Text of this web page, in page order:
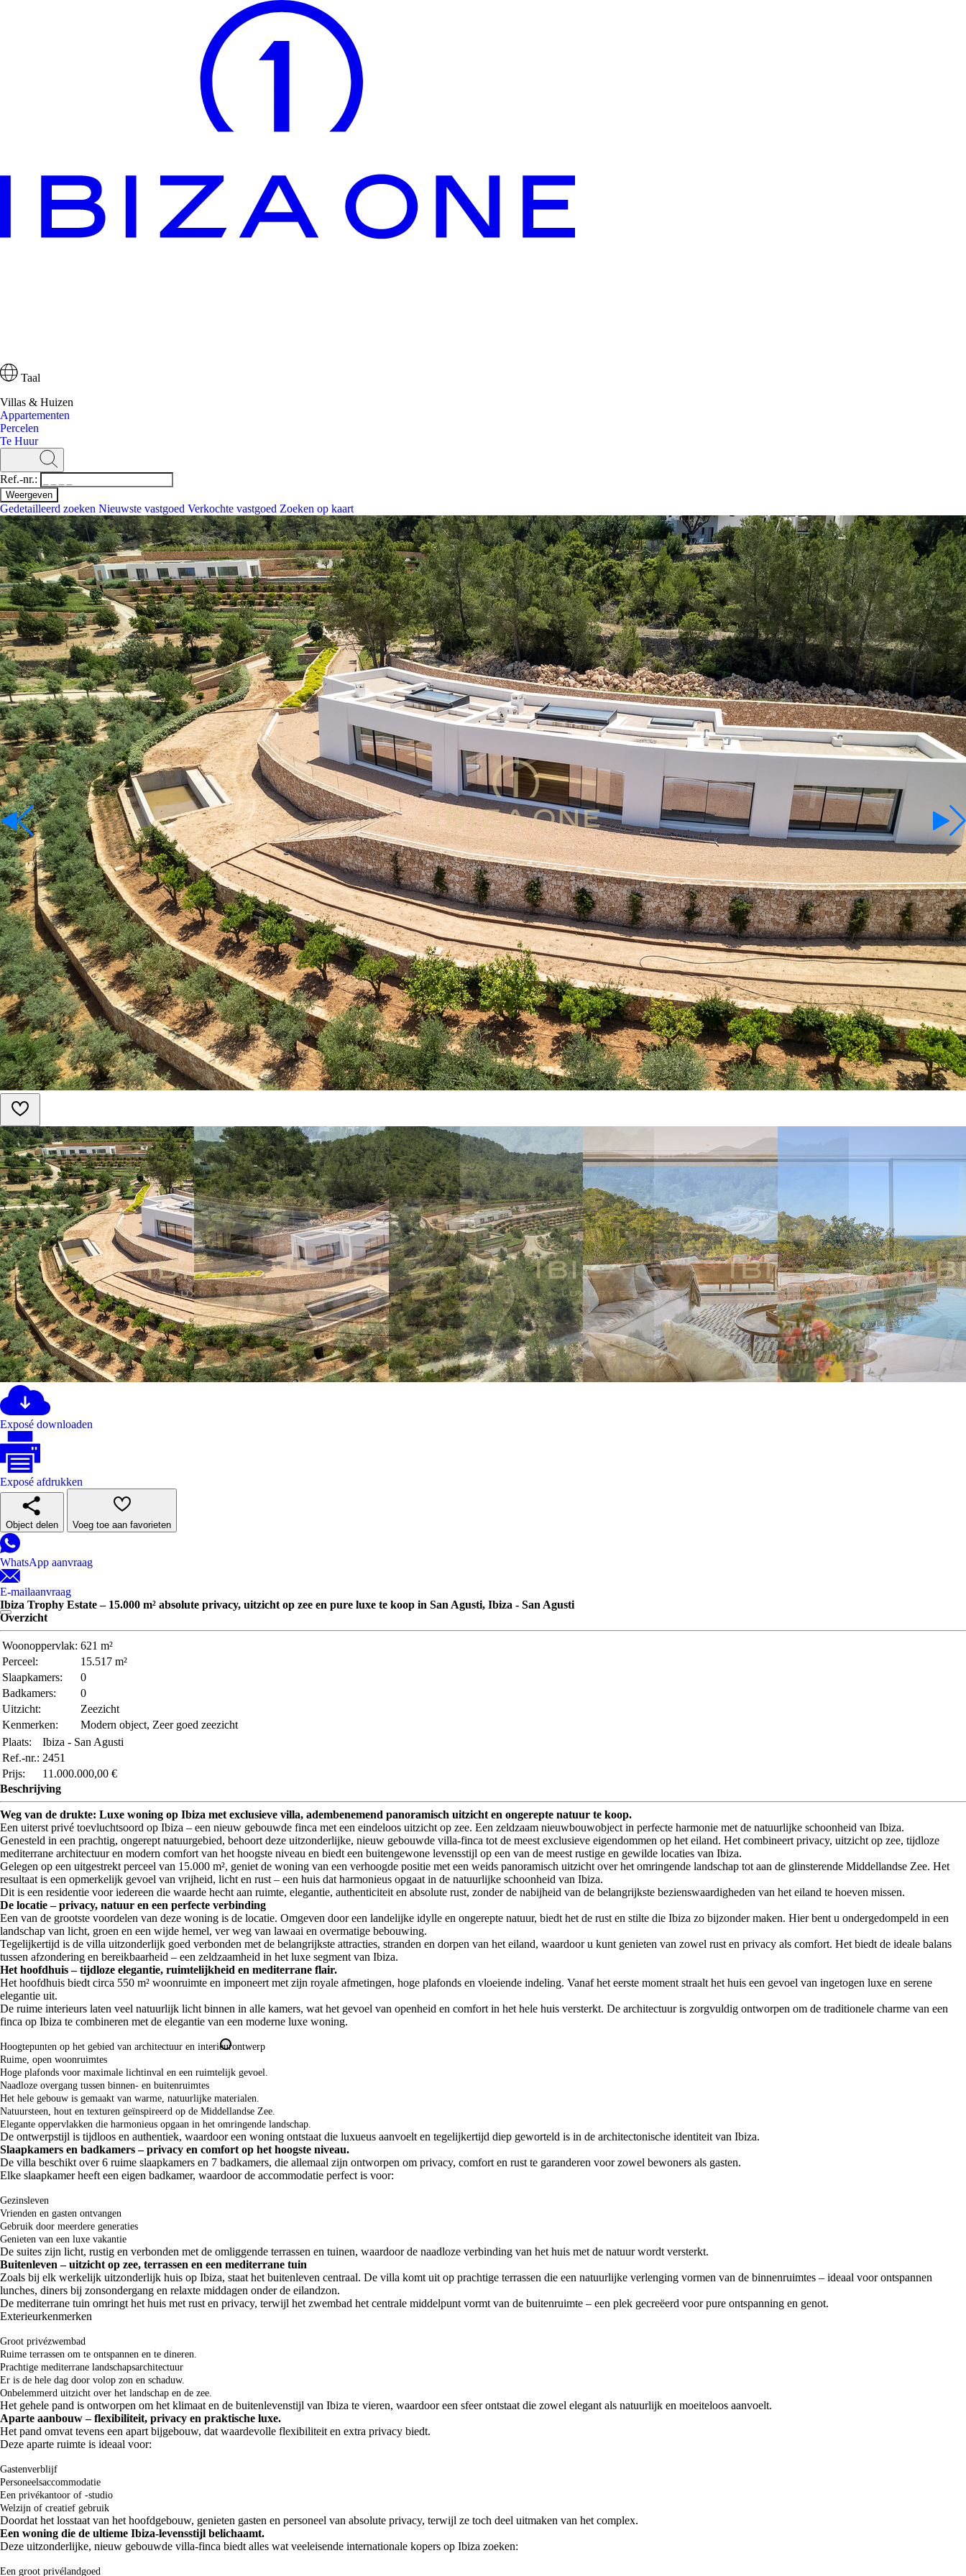
Taal
Villas & Huizen
Appartementen
Percelen
Te Huur
Ref.-nr.:
Gedetailleerd zoeken Nieuwste vastgoed Verkochte vastgoed Zoeken op kaart
Zoeken
Ref.-nr.:
Gedetailleerd zoekenNieuwste vastgoedZoeken op kaart
Villas & Huizen
Appartementen
Percelen
Te Huur
Taal
Exposé downloaden
Exposé afdrukken
Object delen Voeg toe aan favorieten
WhatsApp aanvraag
E-mailaanvraag
Ibiza Trophy Estate – 15.000 m² absolute privacy, uitzicht op zee en pure luxe te koop in San Agusti, Ibiza - San Agusti
Overzicht
Woonoppervlak: 621 m²
Perceel:
15.517 m²
Slaapkamers:
0
Badkamers:
0
Uitzicht:
Zeezicht
Kenmerken:
Modern object, Zeer goed zeezicht
Plaats:
Ibiza - San Agusti
Ref.-nr.: 2451
Prijs:
11.000.000,00 €
Beschrijving
Weg van de drukte: Luxe woning op Ibiza met exclusieve villa, adembenemend panoramisch uitzicht en ongerepte natuur te koop.
Een uiterst privé toevluchtsoord op Ibiza – een nieuw gebouwde finca met een eindeloos uitzicht op zee. Een zeldzaam nieuwbouwobject in perfecte harmonie met de natuurlijke schoonheid van Ibiza.
Genesteld in een prachtig, ongerept natuurgebied, behoort deze uitzonderlijke, nieuw gebouwde villa-finca tot de meest exclusieve eigendommen op het eiland. Het combineert privacy, uitzicht op zee, tijdloze
mediterrane architectuur en modern comfort van het hoogste niveau en biedt een buitengewone levensstijl op een van de meest rustige en gewilde locaties van Ibiza.
Gelegen op een uitgestrekt perceel van 15.000 m², geniet de woning van een verhoogde positie met een weids panoramisch uitzicht over het omringende landschap tot aan de glinsterende Middellandse Zee. Het
resultaat is een opmerkelijk gevoel van vrijheid, licht en rust – een huis dat harmonieus opgaat in de natuurlijke schoonheid van Ibiza.
Dit is een residentie voor iedereen die waarde hecht aan ruimte, elegantie, authenticiteit en absolute rust, zonder de nabijheid van de belangrijkste bezienswaardigheden van het eiland te hoeven missen.
De locatie – privacy, natuur en een perfecte verbinding
Een van de grootste voordelen van deze woning is de locatie. Omgeven door een landelijke idylle en ongerepte natuur, biedt het de rust en stilte die Ibiza zo bijzonder maken. Hier bent u ondergedompeld in een
landschap van licht, groen en een wijde hemel, ver weg van lawaai en overmatige bebouwing.
Tegelijkertijd is de villa uitzonderlijk goed verbonden met de belangrijkste attracties, stranden en dorpen van het eiland, waardoor u kunt genieten van zowel rust en privacy als comfort. Het biedt de ideale balans
tussen afzondering en bereikbaarheid – een zeldzaamheid in het luxe segment van Ibiza.
Het hoofdhuis – tijdloze elegantie, ruimtelijkheid en mediterrane flair.
Het hoofdhuis biedt circa 550 m² woonruimte en imponeert met zijn royale afmetingen, hoge plafonds en vloeiende indeling. Vanaf het eerste moment straalt het huis een gevoel van ingetogen luxe en serene
elegantie uit.
De ruime interieurs laten veel natuurlijk licht binnen in alle kamers, wat het gevoel van openheid en comfort in het hele huis versterkt. De architectuur is zorgvuldig ontworpen om de traditionele charme van een
finca op Ibiza te combineren met de elegantie van een moderne luxe woning.
Hoogtepunten op het gebied van architectuur en interieurontwerp
Ruime, open woonruimtes
Hoge plafonds voor maximale lichtinval en een ruimtelijk gevoel.
Naadloze overgang tussen binnen- en buitenruimtes
Het hele gebouw is gemaakt van warme, natuurlijke materialen.
Natuursteen, hout en texturen geïnspireerd op de Middellandse Zee.
Elegante oppervlakken die harmonieus opgaan in het omringende landschap.
De ontwerpstijl is tijdloos en authentiek, waardoor een woning ontstaat die luxueus aanvoelt en tegelijkertijd diep geworteld is in de architectonische identiteit van Ibiza.
Slaapkamers en badkamers – privacy en comfort op het hoogste niveau.
De villa beschikt over 6 ruime slaapkamers en 7 badkamers, die allemaal zijn ontworpen om privacy, comfort en rust te garanderen voor zowel bewoners als gasten.
Elke slaapkamer heeft een eigen badkamer, waardoor de accommodatie perfect is voor:
Gezinsleven
Vrienden en gasten ontvangen
Gebruik door meerdere generaties
Genieten van een luxe vakantie
De suites zijn licht, rustig en verbonden met de omliggende terrassen en tuinen, waardoor de naadloze verbinding van het huis met de natuur wordt versterkt.
Buitenleven – uitzicht op zee, terrassen en een mediterrane tuin
Zoals bij elk werkelijk uitzonderlijk huis op Ibiza, staat het buitenleven centraal. De villa komt uit op prachtige terrassen die een natuurlijke verlenging vormen van de binnenruimtes – ideaal voor ontspannen
lunches, diners bij zonsondergang en relaxte middagen onder de eilandzon.
De mediterrane tuin omringt het huis met rust en privacy, terwijl het zwembad het centrale middelpunt vormt van de buitenruimte – een plek gecreëerd voor pure ontspanning en genot.
Exterieurkenmerken
Groot privézwembad
Ruime terrassen om te ontspannen en te dineren.
Prachtige mediterrane landschapsarchitectuur
Er is de hele dag door volop zon en schaduw.
Onbelemmerd uitzicht over het landschap en de zee.
Het gehele pand is ontworpen om het klimaat en de buitenlevenstijl van Ibiza te vieren, waardoor een sfeer ontstaat die zowel elegant als natuurlijk en moeiteloos aanvoelt.
Aparte aanbouw – flexibiliteit, privacy en praktische luxe.
Het pand omvat tevens een apart bijgebouw, dat waardevolle flexibiliteit en extra privacy biedt.
Deze aparte ruimte is ideaal voor:
Gastenverblijf
Personeelsaccommodatie
Een privékantoor of -studio
Welzijn of creatief gebruik
Doordat het losstaat van het hoofdgebouw, genieten gasten en personeel van absolute privacy, terwijl ze toch deel uitmaken van het complex.
Een woning die de ultieme Ibiza-levensstijl belichaamt.
Deze uitzonderlijke, nieuw gebouwde villa-finca biedt alles wat veeleisende internationale kopers op Ibiza zoeken:
Een groot privélandgoed